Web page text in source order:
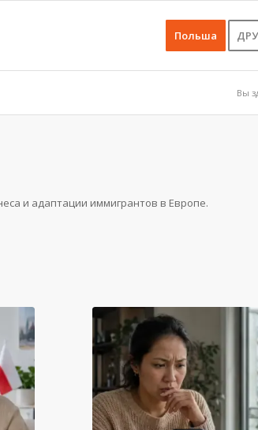
Польша
Вы
и адаптации иммигрантов в Европе.